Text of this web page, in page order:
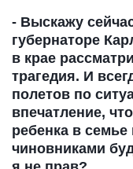
- Выскажу
губернаторе
в крае
трагедия. И
полетов по
впечатление,
ребенка в
чиновниками